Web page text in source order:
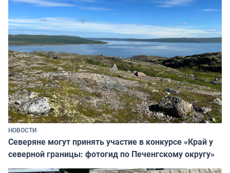
НОВОСТИ
Северяне могут принять участие в конкурсе «Край у
северной границы: фотогид по Печенгскому округу»